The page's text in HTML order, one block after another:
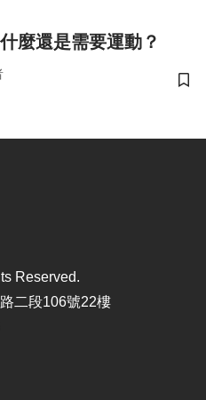
麼還是需要運動？
儲
Reserved.
二段106號22樓